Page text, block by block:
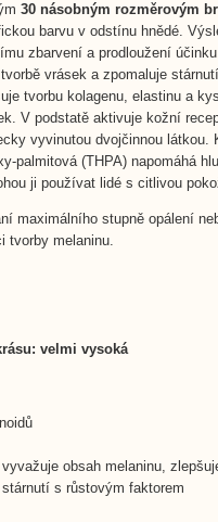
30 násobným rozměrovým
barvu v odstínu hnědé.
zbarvení a prodloužení
vrásek a zpomaluje
tvorbu kolagenu, elastinu a
V podstatě aktivuje kožní
vyvinutou dvojčinnou látkou.
palmitová (THPA) napomáhá
ji používat lidé s citlivou
maximálního stupně opálení
tvorby melaninu.
velmi vysoká
obsah melaninu,
s růstovým faktorem